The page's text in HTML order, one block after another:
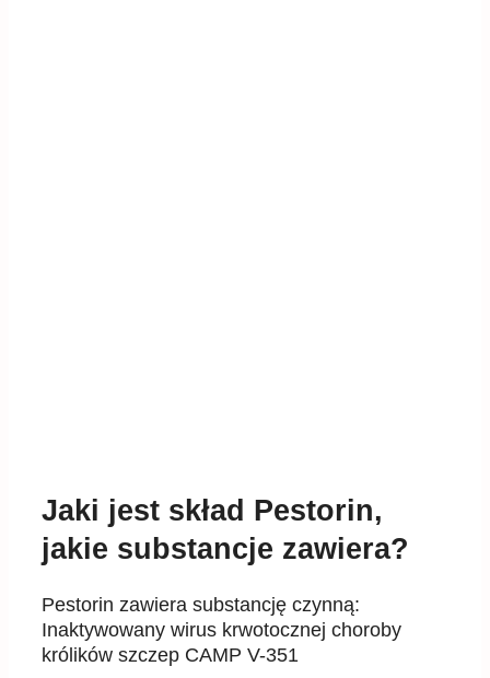
Jaki jest skład Pestorin,
jakie substancje zawiera?
Pestorin zawiera substancję czynną:
Inaktywowany wirus krwotocznej choroby
królików szczep CAMP V-351